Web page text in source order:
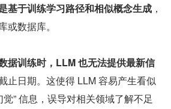
基于训练学习路径和相似概念生成 ，
或数据库。
据训练时，LLM 也无法提供最新信
止日期。这使得 LLM 容易产生看似
” 信息，误导对相关领域了解不足